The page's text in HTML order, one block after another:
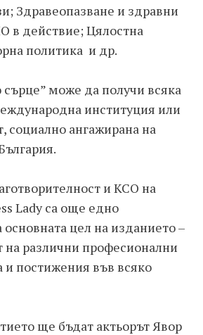
Здравеопазване и здравни
в действие; Цялостна
политика и др.
сърце” може да получи всяка
институция или
социално ангажирана на
и КСО на
Lady са още едно
цел на изданието –
на различни професионални
и постижения във всяко
ще бъдат актьорът Явор